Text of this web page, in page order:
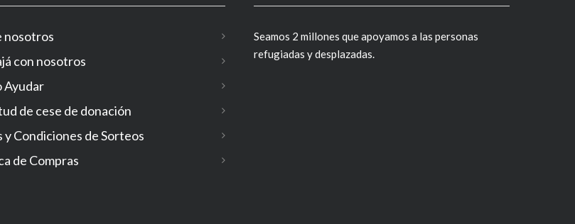
nosotros
con nosotros
Ayudar
de cese de donación
y Condiciones de Sorteos
de Compras
Seamos 2 millones que apoyamos a las personas
refugiadas y desplazadas.